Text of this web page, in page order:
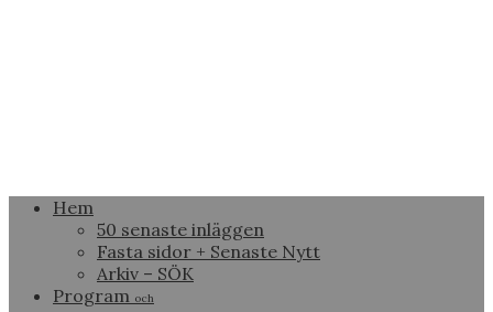
Hem
50 senaste inläggen
Fasta sidor + Senaste Nytt
Arkiv – SÖK
Program och